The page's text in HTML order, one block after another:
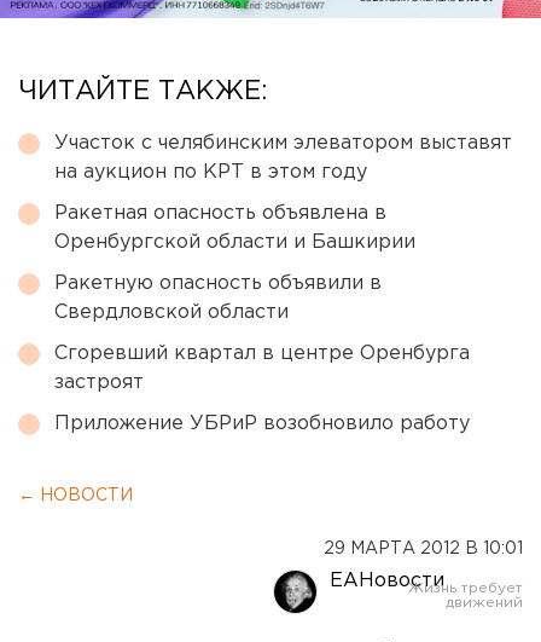
ЧИТАЙТЕ ТАКЖЕ:
Участок с челябинским элеватором выставят
на аукцион по КРТ в этом году
Ракетная опасность объявлена в
Оренбургской области и Башкирии
Ракетную опасность объявили в
Свердловской области
Сгоревший квартал в центре Оренбурга
застроят
Приложение УБРиР возобновило работу
← НОВОСТИ
29 МАРТА 2012 В 10:01
ЕАНовости